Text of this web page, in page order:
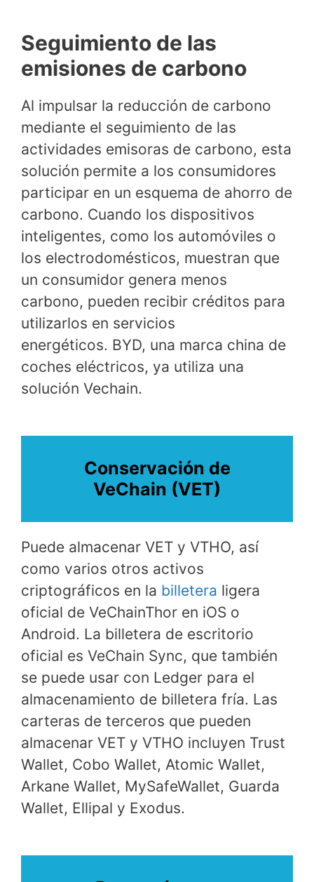
Seguimiento de las
emisiones de carbono
Al impulsar la reducción de carbono
mediante el seguimiento de las
actividades emisoras de carbono, esta
solución permite a los consumidores
participar en un esquema de ahorro de
carbono. Cuando los dispositivos
inteligentes, como los automóviles o
los electrodomésticos, muestran que
un consumidor genera menos
carbono, pueden recibir créditos para
utilizarlos en servicios
energéticos. BYD, una marca china de
coches eléctricos, ya utiliza una
solución Vechain.
Conservación de
VeChain (VET)
Puede almacenar VET y VTHO, así
como varios otros activos
criptográficos en la billetera ligera
oficial de VeChainThor en iOS o
Android. La billetera de escritorio
oficial es VeChain Sync, que también
se puede usar con Ledger para el
almacenamiento de billetera fría. Las
carteras de terceros que pueden
almacenar VET y VTHO incluyen Trust
Wallet, Cobo Wallet, Atomic Wallet,
Arkane Wallet, MySafeWallet, Guarda
Wallet, Ellipal y Exodus.